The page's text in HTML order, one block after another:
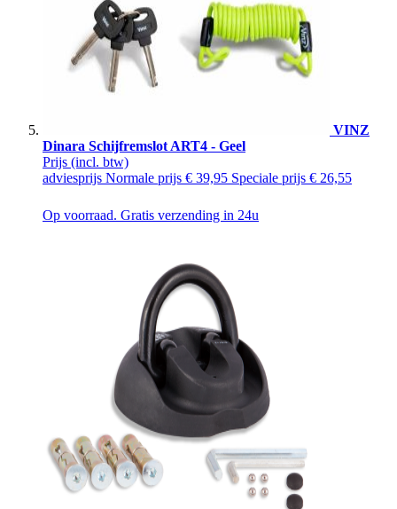
VINZ
Dinara Schijfremslot ART4 - Geel
Prijs (incl. btw)
adviesprijs Normale prijs € 39,95 Speciale prijs € 26,55
Op voorraad. Gratis verzending in 24u